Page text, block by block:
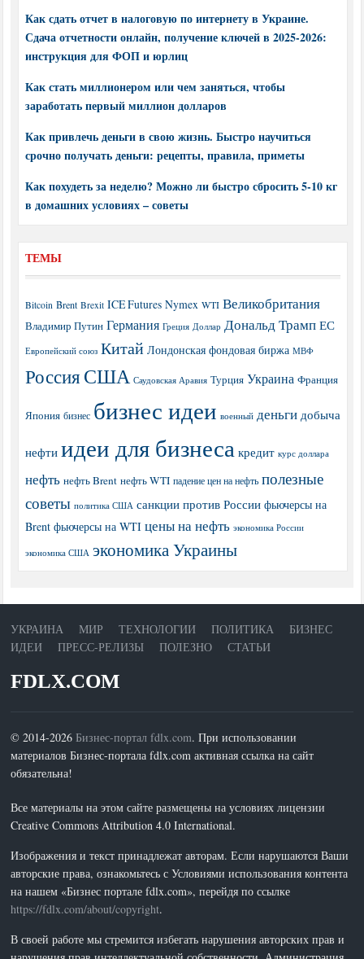
Как сдать отчет в налоговую по интернету в Украине.
Сдача отчетности онлайн, получение ключей в 2025-2026:
инструкция для ФОП и юрлиц
Как стать миллионером или чем заняться, чтобы
заработать первый миллион долларов
Как привлечь деньги в свою жизнь. Быстро научиться
срочно получать деньги: рецепты, правила, приметы
Как похудеть за неделю? Можно ли быстро сбросить 5-10 кг
в домашних условиях – советы
ТЕМЫ
Bitcoin Brent Brexit ICE Futures Nymex WTI Великобритания
Владимир Путин Германия Греция Доллар Дональд Трамп ЕС
Европейский союз Китай Лондонская фондовая биржа МВФ
РоссияСША Саудовская Аравия Турция Украина Франция
Япония бизнес бизнес идеи военный деньги добыча
нефти идеи для бизнеса кредит курс доллара
нефть нефть Brent нефть WTI падение цен на нефть полезные
советы политика США санкции против России фьючерсы на
Brent фьючерсы на WTI цены на нефть экономика России
экономика США экономика Украины
УКРАИНА МИР ТЕХНОЛОГИИ ПОЛИТИКА
БИЗНЕС
ИДЕИ
ПРЕСС-РЕЛИЗЫ ПОЛЕЗНО СТАТЬИ
FDLX.COM
© 2014-2026 Бизнес-портал fdlx.com. При использовании
материалов Бизнес-портала fdlx.com активная ссылка на сайт
обязательна!
Все материалы на этом сайте размещены на условиях лицензии
Creative Commons Attribution 4.0 International.
Изображения и текст принадлежат авторам. Если нарушаются Ваши
авторские права, ознакомьтесь с Условиями использования контента
на нашем «Бизнес портале fdlx.com», перейдя по ссылке
https://fdlx.com/about/copyright.
В своей работе мы стремится избегать нарушения авторских прав и